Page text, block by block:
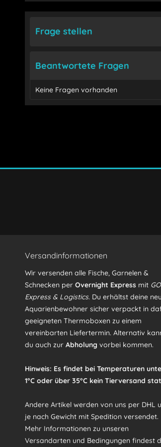
Frage stellen
Beantwortete Fragen
Keine Fragen vorhanden
Versandinformationen
Wir versenden alle Fische, Garnelen &
Schnecken per Overnight Express mit
Express & Logistics. Du erhältst deine
Aquarienbewohner sicher verpackt in
geeigneten Thermoboxen zu einem
vereinbarten Liefertermin. Alternativ
du auch zur Abholung vorbei kommen.
Hinweis: Es findet bei Temperaturen
1°C oder über 35°C kein Tierversand
Andere Artikel werden von uns per DHL
je nach Gewicht mit Spedition versendet.
Mehr Informationen zu unseren
Versandarten und Bedingungen findest